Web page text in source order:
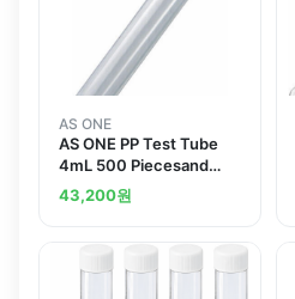
AS ONE
AS ONE PP Test Tube
4mL 500 Piecesand
others
43,200원